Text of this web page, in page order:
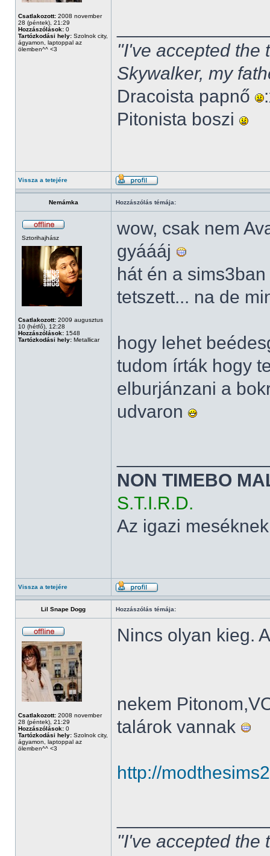
Csatlakozott: 2008 november
28 (péntek), 21:29
Hozzászólások: 0
Tartózkodási hely: Szolnok city,
ágyamon, laptoppal az
ölemben^^ <3
"I've accepted the
Skywalker, my
Dracoista papnő
Pitonista boszi
Vissza a tetejére
Nemámka Hozzászólás témája:
Sztorihajhász
Csatlakozott: 2009 augusztus
10 (hétfő), 12:28
Hozzászólások: 1548
Tartózkodási hely: Metallicar
wow, csak nem
gyáááj
hát én a
tetszett... na de
hogy lehet
tudom írták hogy
elburjánzani a
udvaron
NON TIMEBO
S.T.I.R.D.
Az igazi
Vissza a tetejére
Lil Snape Dogg Hozzászólás témája:
Csatlakozott: 2008 november
28 (péntek), 21:29
Hozzászólások: 0
Tartózkodási hely: Szolnok city,
ágyamon, laptoppal az
ölemben^^ <3
Nincs olyan kieg.
nekem
talárok vannak
http://
"I've accepted the